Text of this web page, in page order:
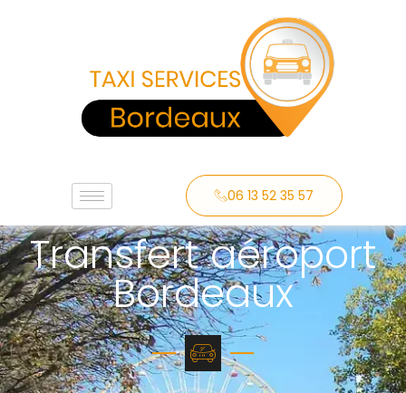
06 13 52 35 57
Transfert aéroport
Bordeaux